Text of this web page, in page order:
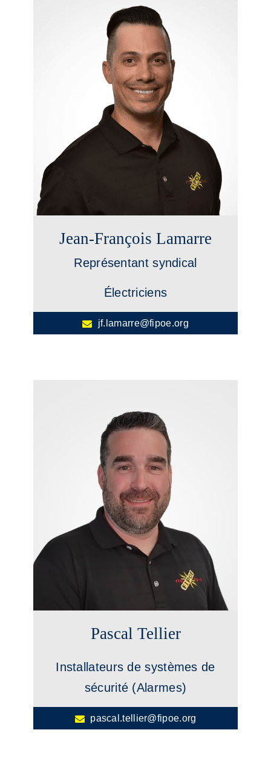
Jean-François Lamarre
Représentant syndical
Électriciens
jf.lamarre@fipoe.org
Pascal Tellier
Installateurs de systèmes de
sécurité (Alarmes)
pascal.tellier@fipoe.org